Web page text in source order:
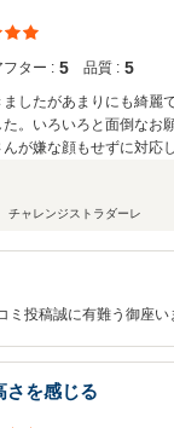
なわぬ様にさせて頂き
向上をし、弊社に対して
努めて参ります。 そして
、幸いで御座います。
い申し上げます。 この
投稿頂きまして誠に有
フター : 5 品質 : 5
したがあまりにも綺麗
。いろいろと面倒なお
が嫌な顔もせずに対応
も宜しくお願い致します
チャレンジストラダーレ
ミ投稿誠に有難う御座
されているカーライフ
いで御座います。 これか
さを感じる